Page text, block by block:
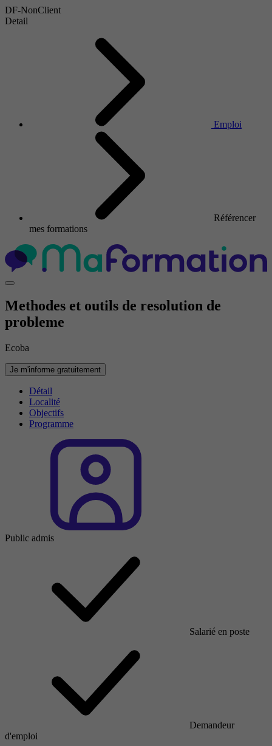
DF-NonClient
Detail
Emploi
Référencer
mes formations
Methodes et outils de resolution de
probleme
Ecoba
Je m'informe gratuitement
Détail
Localité
Objectifs
Programme
Public admis
Salarié en poste
Demandeur
d'emploi